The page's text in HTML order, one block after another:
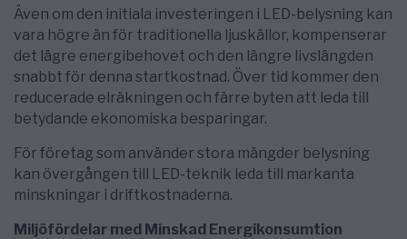
Även om den initiala investeringen i LED-belysning kan
vara högre än för traditionella ljuskällor, kompenserar
det lägre energibehovet och den längre livslängden
snabbt för denna startkostnad. Över tid kommer den
reducerade elräkningen och färre byten att leda till
betydande ekonomiska besparingar.
För företag som använder stora mängder belysning
kan övergången till LED-teknik leda till markanta
minskningar i driftkostnaderna.
Miljöfördelar med Minskad Energikonsumtion